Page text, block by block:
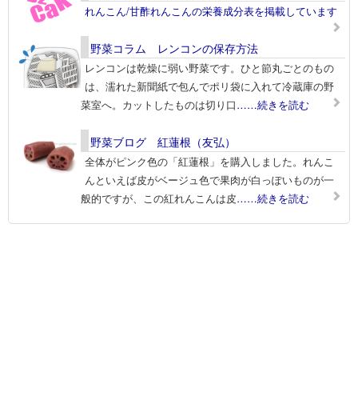
れんこん/甘酢れんこんの栄養成分表を掲載しています
野菜コラム レンコンの保存方法
レンコンは乾燥に弱い野菜です。ひと節丸ごとのもの
は、濡れた新聞紙で包んでポリ袋に入れて冷蔵庫の野
菜室へ。カットしたものは切り口……続きを読む
野菜ブログ 紅蓮根（友弘）
全体がピンク色の「紅蓮根」を購入しました。れんこ
んといえば皮がベージュ色で果肉が白っぽいものが一
般的ですが、この紅れんこんは皮……続きを読む